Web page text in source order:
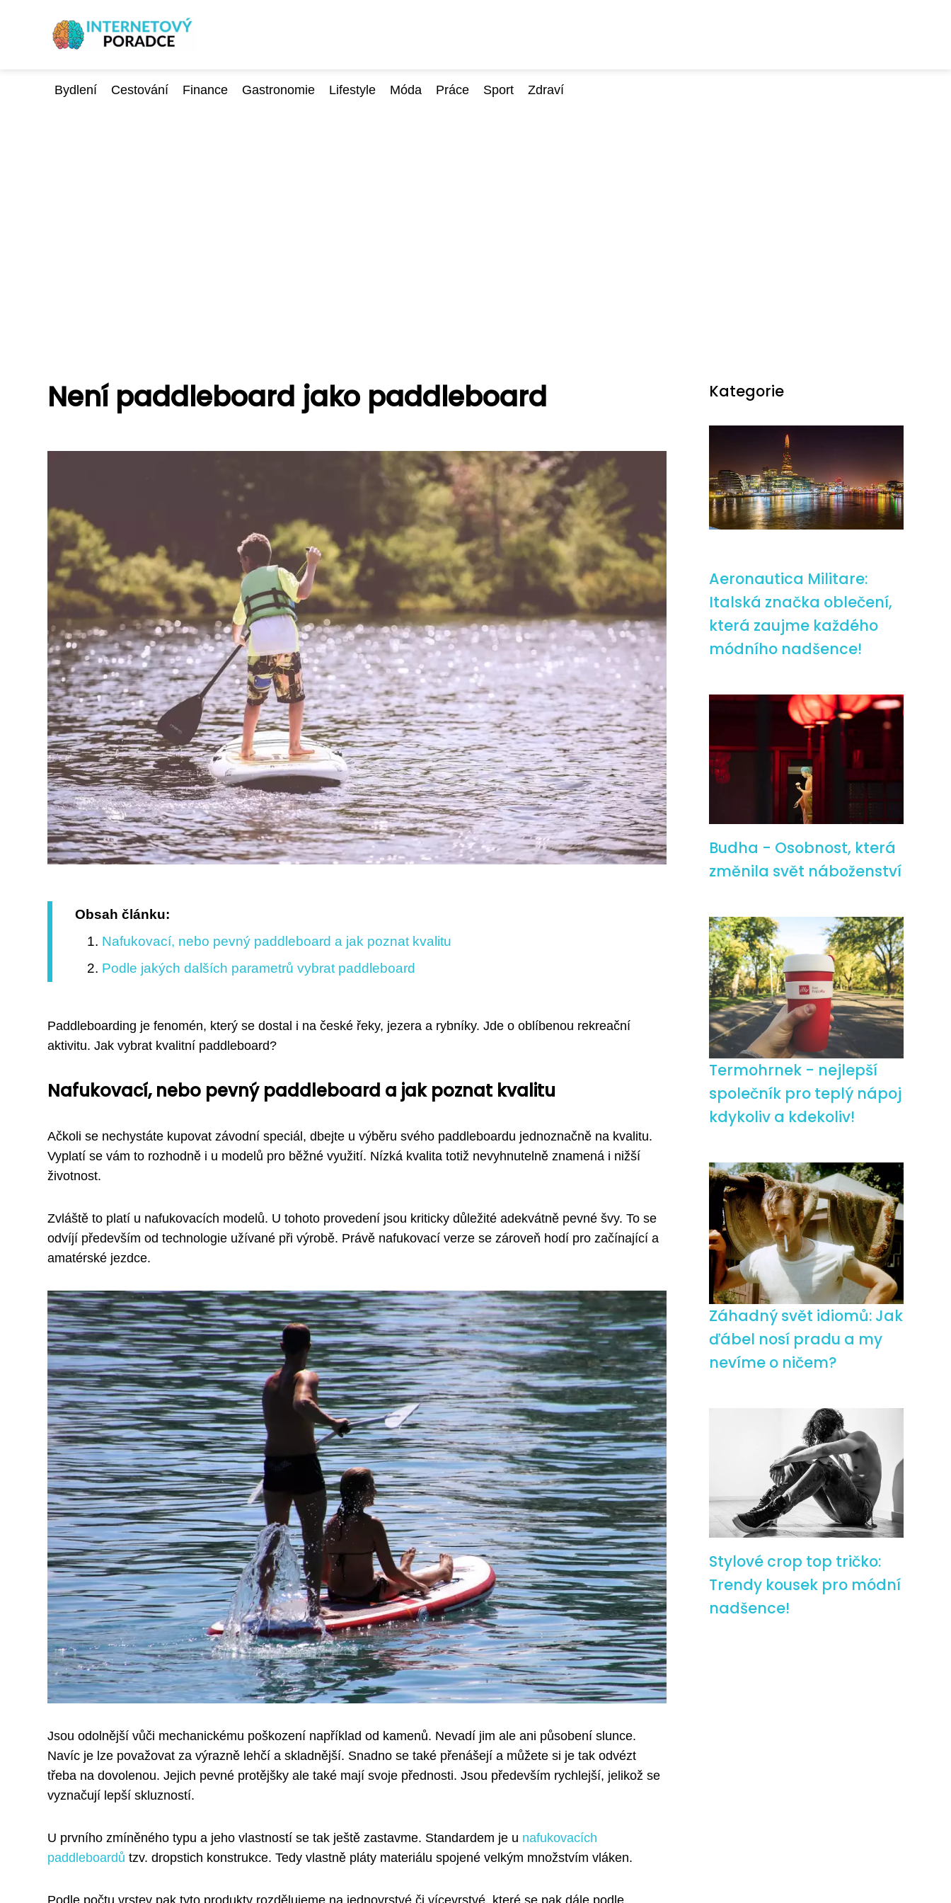
Bydlení Cestování Finance Gastronomie Lifestyle Móda Práce Sport Zdraví
Není paddleboard jako paddleboard
Obsah článku:
Nafukovací, nebo pevný paddleboard a jak poznat kvalitu
Podle jakých dalších parametrů vybrat paddleboard
Paddleboarding je fenomén, který se dostal i na české řeky, jezera a rybníky. Jde o oblíbenou rekreační
aktivitu. Jak vybrat kvalitní paddleboard?
Nafukovací, nebo pevný paddleboard a jak poznat kvalitu
Ačkoli se nechystáte kupovat závodní speciál, dbejte u výběru svého paddleboardu jednoznačně na kvalitu.
Vyplatí se vám to rozhodně i u modelů pro běžné využití. Nízká kvalita totiž nevyhnutelně znamená i nižší
životnost.
Zvláště to platí u nafukovacích modelů. U tohoto provedení jsou kriticky důležité adekvátně pevné švy. To se
odvíjí především od technologie užívané při výrobě. Právě nafukovací verze se zároveň hodí pro začínající a
amatérské jezdce.
Jsou odolnější vůči mechanickému poškození například od kamenů. Nevadí jim ale ani působení slunce.
Navíc je lze považovat za výrazně lehčí a skladnější. Snadno se také přenášejí a můžete si je tak odvézt
třeba na dovolenou. Jejich pevné protějšky ale také mají svoje přednosti. Jsou především rychlejší, jelikož se
vyznačují lepší skluzností.
U prvního zmíněného typu a jeho vlastností se tak ještě zastavme. Standardem je u nafukovacích
paddleboardů tzv. dropstich konstrukce. Tedy vlastně pláty materiálu spojené velkým množstvím vláken.
Kategorie
Aeronautica Militare:
Italská značka oblečení,
která zaujme každého
módního nadšence!
Budha - Osobnost, která
změnila svět náboženství
Termohrnek - nejlepší
společník pro teplý nápoj
kdykoliv a kdekoliv!
Záhadný svět idiomů: Jak
ďábel nosí pradu a my
nevíme o ničem?
Stylové crop top tričko:
Trendy kousek pro módní
nadšence!